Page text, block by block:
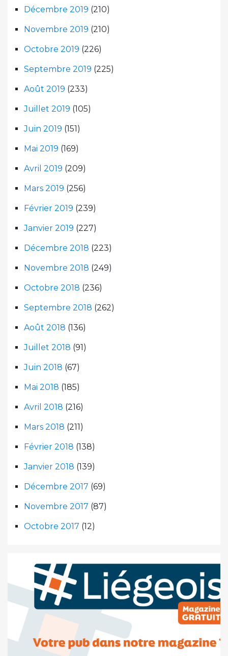
Décembre 2019 (210)
Novembre 2019 (210)
Octobre 2019 (226)
Septembre 2019 (225)
Août 2019 (233)
Juillet 2019 (105)
Juin 2019 (151)
Mai 2019 (169)
Avril 2019 (209)
Mars 2019 (256)
Février 2019 (239)
Janvier 2019 (227)
Décembre 2018 (223)
Novembre 2018 (249)
Octobre 2018 (236)
Septembre 2018 (262)
Août 2018 (136)
Juillet 2018 (91)
Juin 2018 (67)
Mai 2018 (185)
Avril 2018 (216)
Mars 2018 (211)
Février 2018 (138)
Janvier 2018 (139)
Décembre 2017 (69)
Novembre 2017 (87)
Octobre 2017 (12)